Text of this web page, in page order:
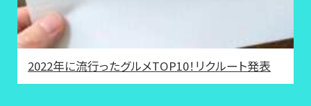
2022年に流行ったグルメTOP10！リクルート発表